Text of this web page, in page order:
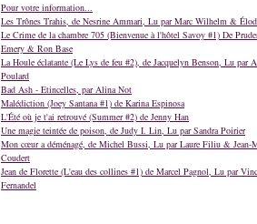
Pour votre information...
Les Trônes Trahis, de Nesrine Ammari, Lu par Marc Wilhelm &
Le Crime de la chambre 705 (Bienvenue à l'hôtel Savoy #1) De
Emery & Ron Base
La Houle éclatante (Le Lys de feu #2), de Jacquelyn Benson, Lu par
Poulard
Bad Ash - Etincelles, par Alina Not
Malédiction (Joey Santana #1) de Karina Espinosa
L'Été où je t'ai retrouvé (Summer #2) de Jenny Han
Une magie teintée de poison, de Judy I. Lin, Lu par Sandra Poirier
Mon cœur a déménagé, de Michel Bussi, Lu par Laure Filiu & Jean-
Coudert
Jean de Florette (L'eau des collines #1) de Marcel Pagnol, Lu par
Fernandel